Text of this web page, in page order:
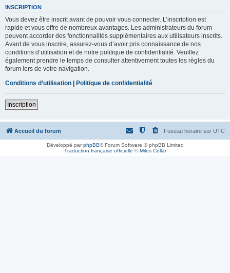
INSCRIPTION
Vous devez être inscrit avant de pouvoir vous connecter. L’inscription est
rapide et vous offre de nombreux avantages. Les administrateurs du forum
peuvent accorder des fonctionnalités supplémentaires aux utilisateurs inscrits.
Avant de vous inscrire, assurez-vous d’avoir pris connaissance de nos
conditions d’utilisation et de notre politique de confidentialité. Veuillez
également prendre le temps de consulter attentivement toutes les règles du
forum lors de votre navigation.
Conditions d’utilisation | Politique de confidentialité
Inscription
Accueil du forum Fuseau horaire sur UTC
Développé parphpBB® Forum Software © phpBB Limited
Traduction française officielle ©Miles Cellar